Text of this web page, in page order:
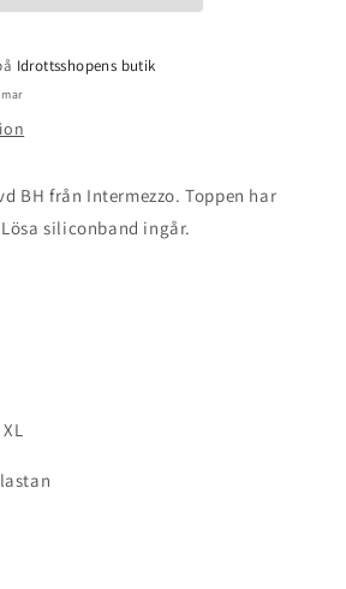
Idrottsshopens butik
BH från Intermezzo. Toppen har
siliconband ingår.